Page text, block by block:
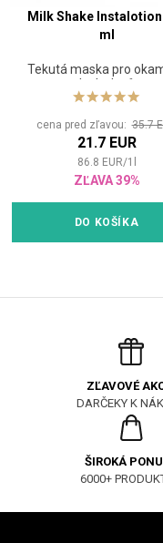
Milk Shake Instalotion
ml
Tekutá maska pro
lesk vlasů
cena pred zľavou:35.7
21.7 EUR
86.8 EUR/1
ZĽAVA 39%
DO KOŠÍKA
ZĽAVOVÉ
DARČEKY K
ŠIROKÁ
6000+